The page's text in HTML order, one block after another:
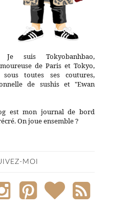
suis Tokyobanhbao,
de Paris et Tokyo,
toutes ses coutures,
de sushis et "Ewan
est mon journal de bord
On joue ensemble ?
MOI